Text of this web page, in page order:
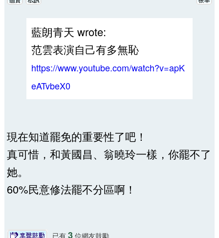
藍朗青天 wrote:
范雲表演自己有多無恥
https://www.youtube.com/watch?v=apK
eATvbeX0
現在知道罷免的重要性了吧！
真可惜，和黃國昌、翁曉玲一樣，你罷不了
她。
60%民意修法罷不分區啊！
已有 3位網友鼓勵